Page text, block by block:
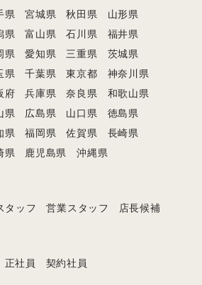
県 宮城県 秋田県
山形県
県 富山県 石川県
福井県
県 愛知県 三重県
茨城県
県 千葉県 東京都
神奈川県
府 兵庫県 奈良県
和歌山県
県 広島県 山口県
徳島県
県 福岡県 佐賀県
長崎県
県 鹿児島県 沖縄県
タッフ 営業スタッフ 店長候補
正社員 契約社員